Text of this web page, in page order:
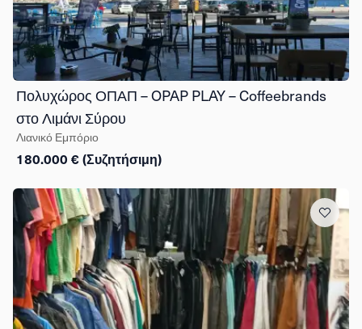
Πολυχώρος ΟΠΑΠ – OPAP PLAY – Coffeebrands
στο Λιμάνι Σύρου
Λιανικό Εμπόριο
180.000 € (Συζητήσιμη)